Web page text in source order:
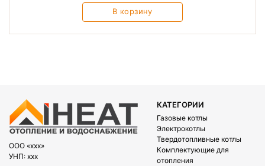
В корзину
OOO «xxx»
УНП: xxx
КАТЕГОРИИ
Газовые котлы
Электрокотлы
Твердотопливные котлы
Комплектующие для
отопления